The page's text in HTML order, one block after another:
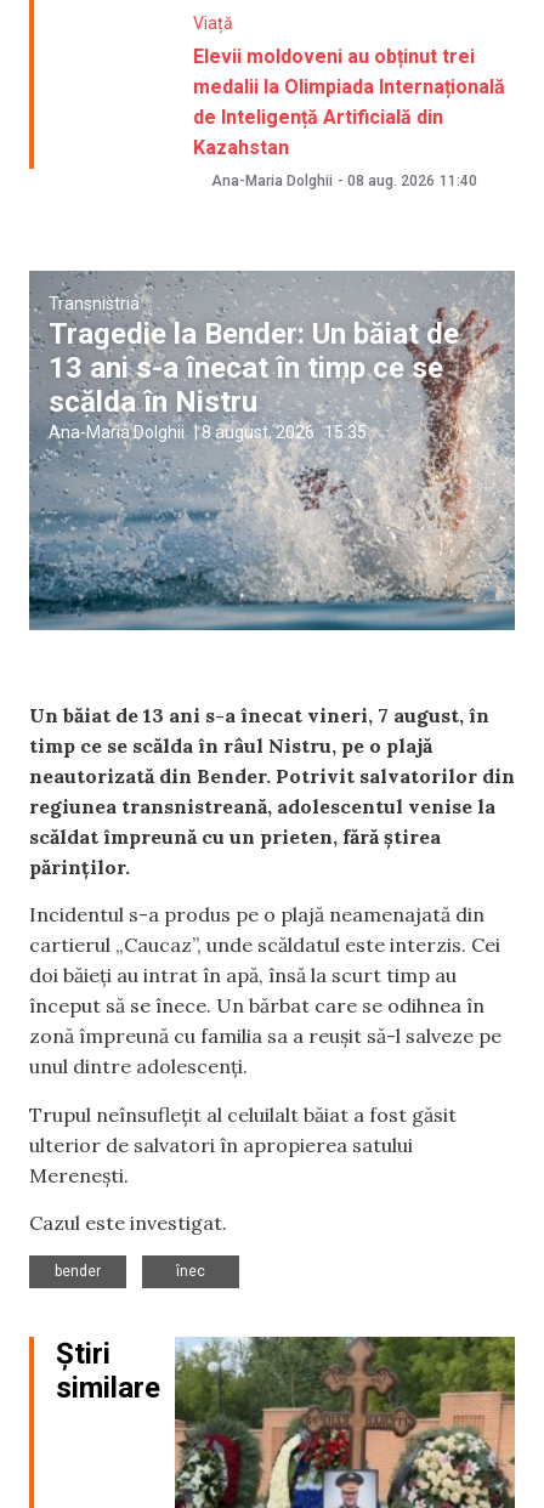
Viață
Elevii moldoveni au obținut trei
medalii la Olimpiada Internațională
de Inteligență Artificială din
Kazahstan
Ana-Maria Dolghii - 08 aug. 2026 11:40
Transnistria
Tragedie la Bender: Un băiat de
13 ani s-a înecat în timp ce se
scălda în Nistru
Ana-Maria Dolghii |8 august, 2026 15:35
Un băiat de 13 ani s-a înecat vineri, 7 august, în
timp ce se scălda în râul Nistru, pe o plajă
neautorizată din Bender. Potrivit salvatorilor din
regiunea transnistreană, adolescentul venise la
scăldat împreună cu un prieten, fără știrea
părinților.
Incidentul s-a produs pe o plajă neamenajată din
cartierul „Caucaz”, unde scăldatul este interzis. Cei
doi băieți au intrat în apă, însă la scurt timp au
început să se înece. Un bărbat care se odihnea în
zonă împreună cu familia sa a reușit să-l salveze pe
unul dintre adolescenți.
Trupul neînsuflețit al celuilalt băiat a fost găsit
ulterior de salvatori în apropierea satului
Merenești.
Cazul este investigat.
bender
înec
Știri
similare